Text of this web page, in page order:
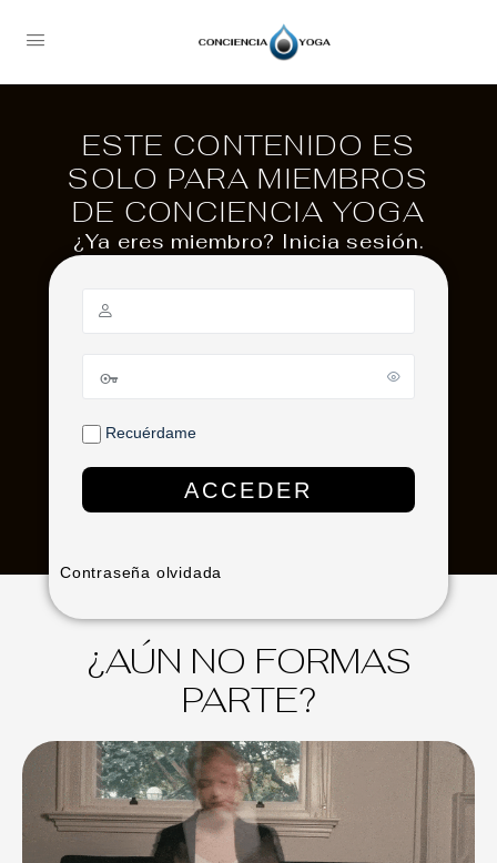
ESTE CONTENIDO ES
SOLO PARA MIEMBROS
DE CONCIENCIA YOGA
¿Ya eres miembro? Inicia sesión.
Recuérdame
Contraseña olvidada
¿AÚN NO FORMAS
PARTE?